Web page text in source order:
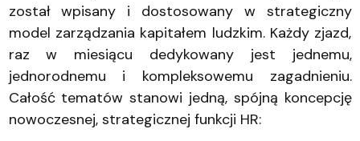
został wpisany i dostosowany w strategiczny
model zarządzania kapitałem ludzkim. Każdy zjazd,
raz w miesiącu dedykowany jest jednemu,
jednorodnemu i kompleksowemu zagadnieniu.
Całość tematów stanowi jedną, spójną koncepcję
nowoczesnej, strategicznej funkcji HR: